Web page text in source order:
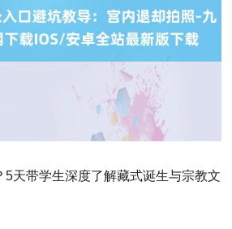
5天带学生深度了解藏式诞生与宗教文